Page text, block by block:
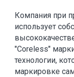
Компания при
использует
"Coreless"
технологии,
маркировке